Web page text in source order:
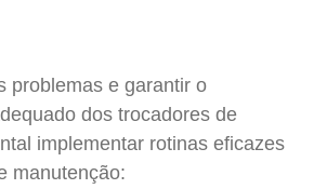
problemas e garantir o
dos trocadores de
implementar rotinas eficazes
manutenção: